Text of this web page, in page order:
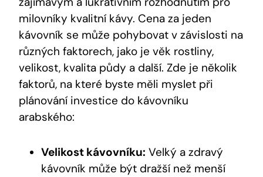
milovníky kvalitní kávy. Cena za jeden
kávovník se může pohybovat v závislosti na
různých faktorech, jako je věk rostliny,
velikost, kvalita půdy a další. Zde je několik
faktorů, na které byste měli myslet při
plánování investice do kávovníku
arabského:
Velikost kávovníku: Velký a zdravý
kávovník může být dražší než menší